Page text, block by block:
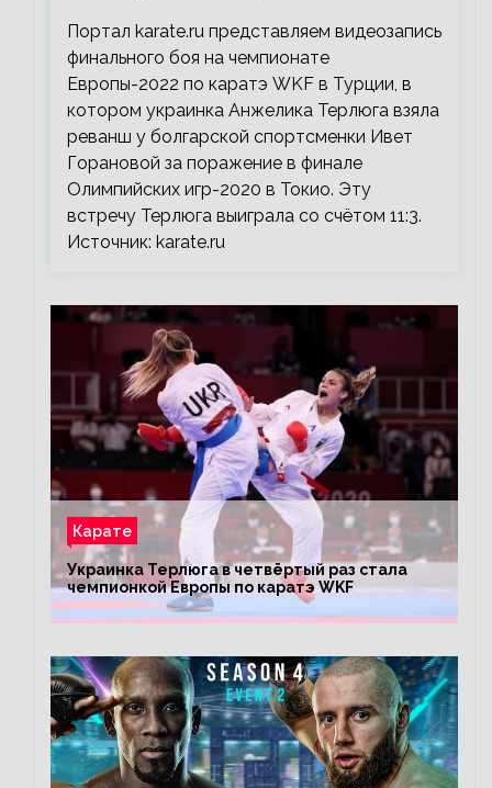
Портал karate.ru представляем видеозапись
финального боя на чемпионате
Европы-2022 по каратэ WKF в Турции, в
котором украинка Анжелика Терлюга взяла
реванш у болгарской спортсменки Ивет
Горановой за поражение в финале
Олимпийских игр-2020 в Токио. Эту
встречу Терлюга выиграла со счётом 11:3.
Источник: karate.ru
Карате
Украинка Терлюга в четвёртый раз стала
чемпионкой Европы по каратэ WKF